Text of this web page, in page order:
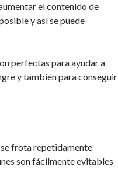
el contenido de
y así se puede
perfectas para ayudar a
y también para conseguir
se frota repetidamente
son fácilmente evitables